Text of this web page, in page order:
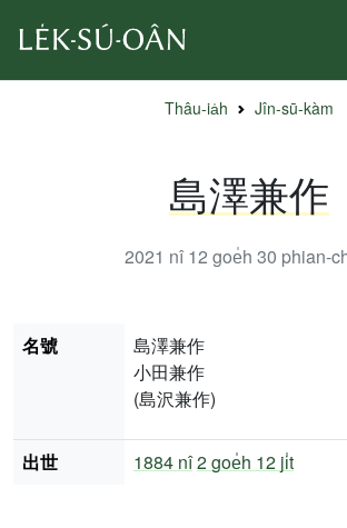
Thâu-ia̍h Jîn-sū-kàm
島澤兼作
2021 nî 12 goe̍h 30 phian-
名號
島澤兼作
小田兼作
(島沢兼作)
出世 1884 nî2 goe̍h 12 ji̍t